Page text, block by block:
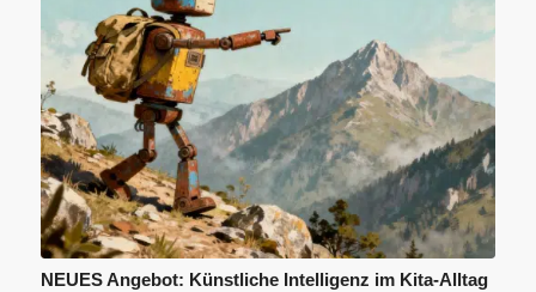
NEUES Angebot: Künstliche Intelligenz im Kita-Alltag